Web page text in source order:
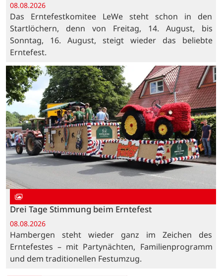
08.08.2026
Das Erntefestkomitee LeWe steht schon in den
Startlöchern, denn von Freitag, 14. August, bis
Sonntag, 16. August, steigt wieder das beliebte
Erntefest.
Drei Tage Stimmung beim Erntefest
08.08.2026
Hambergen steht wieder ganz im Zeichen des
Erntefestes – mit Partynächten, Familienprogramm
und dem traditionellen Festumzug.